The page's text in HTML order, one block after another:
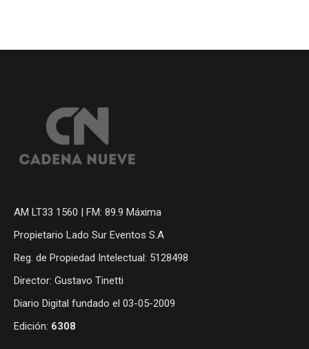
AM LT33 1560 | FM: 89.9 Máxima
Propietario Lado Sur Eventos S.A
Reg. de Propiedad Intelectual: 5128498
Director: Gustavo Tinetti
Diario Digital fundado el 03-05-2009
Edición: 6308